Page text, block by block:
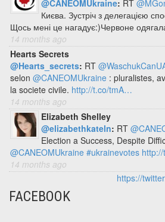
@CANEOMUkraine: RT
Києва. Зустріч з делегацією
Щось мені це нагадує:)Червоне
14 months ago
Hearts Secrets
@Hearts_secrets: RT
selon @CANEOMUkraine : pluralistes,
la societe civile. http://t.co/tmA…
14 months ago
Elizabeth Shelley
@elizabethkateln: RT
Election a Success, Despite
@CANEOMUkraine #ukrainevotes
14 months ago
https://
FACEBOOK